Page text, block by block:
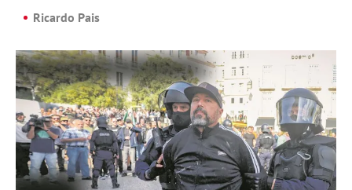
Ricardo Pais